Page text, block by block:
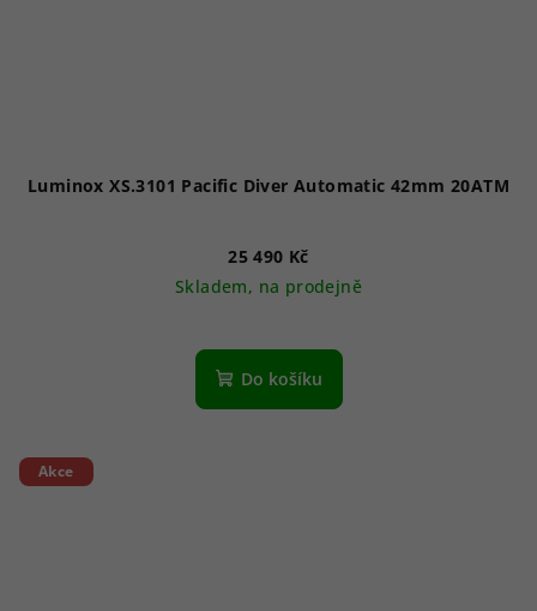
Luminox XS.3101 Pacific Diver Automatic 42mm 20ATM
25 490 Kč
Skladem, na prodejně
Do košíku
Akce